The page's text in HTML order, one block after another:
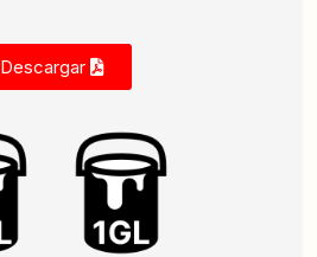
Descargar